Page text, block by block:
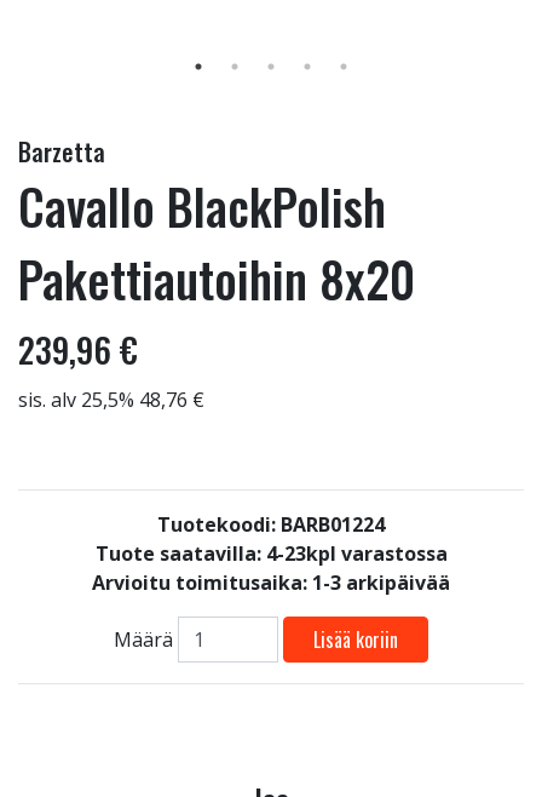
Barzetta
Cavallo BlackPolish
Pakettiautoihin 8x20
239,96 €
sis. alv 25,5% 48,76 €
Tuotekoodi: BARB01224
Tuote saatavilla: 4-23kpl varastossa
Arvioitu toimitusaika: 1-3 arkipäivää
Määrä Lisää koriin